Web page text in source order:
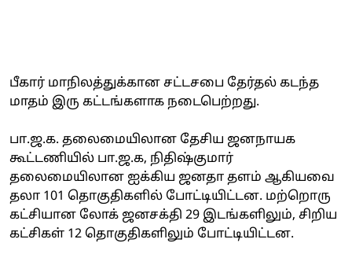
பீகார் மாநிலத்துக்கான சட்டசபை தேர்தல் கடந்த
மாதம் இரு கட்டங்களாக நடைபெற்றது.
பா.ஜ.க. தலைமையிலான தேசிய ஜனநாயக
கூட்டணியில் பா.ஜ.க, நிதிஷ்குமார்
தலைமையிலான ஐக்கிய ஜனதா தளம் ஆகியவை
தலா 101 தொகுதிகளில் போட்டியிட்டன. மற்றொரு
கட்சியான லோக் ஜனசக்தி 29 இடங்களிலும், சிறிய
கட்சிகள் 12 தொகுதிகளிலும் போட்டியிட்டன.